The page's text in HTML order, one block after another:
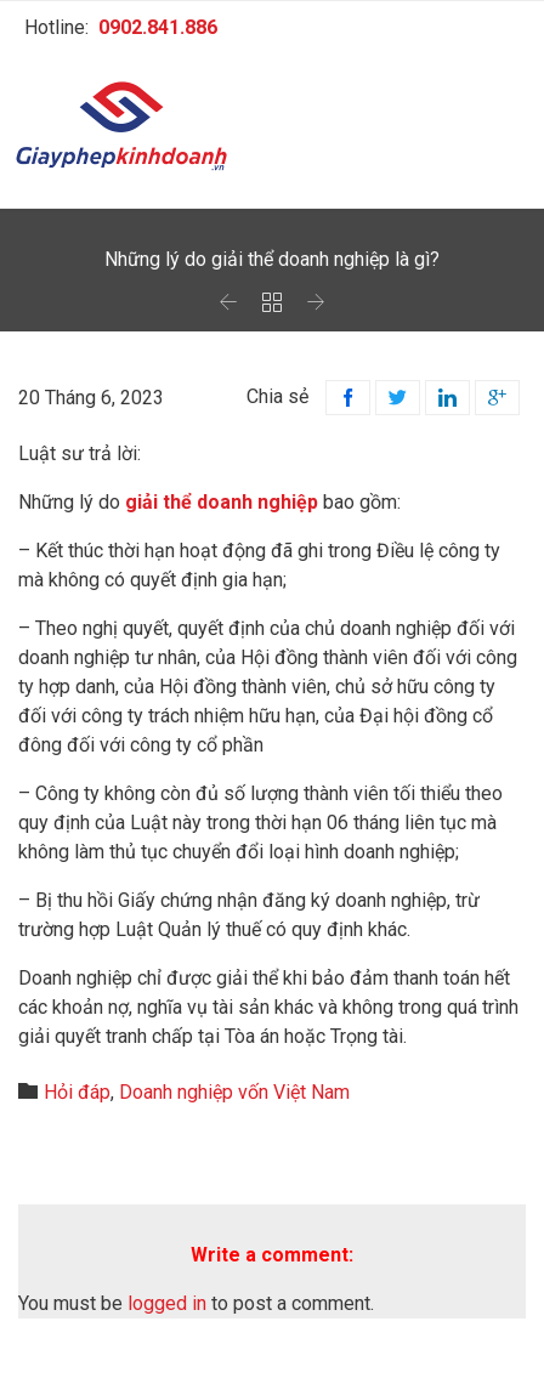
Hotline: 0902.841.886
Những lý do giải thể doanh nghiệp là gì?
  
20 Tháng 6, 2023 Chia sẻ    
Luật sư trả lời:
Những lý do giải thể doanh nghiệp bao gồm:
– Kết thúc thời hạn hoạt động đã ghi trong Điều lệ công ty
mà không có quyết định gia hạn;
– Theo nghị quyết, quyết định của chủ doanh nghiệp đối với
doanh nghiệp tư nhân, của Hội đồng thành viên đối với công
ty hợp danh, của Hội đồng thành viên, chủ sở hữu công ty
đối với công ty trách nhiệm hữu hạn, của Đại hội đồng cổ
đông đối với công ty cổ phần
– Công ty không còn đủ số lượng thành viên tối thiểu theo
quy định của Luật này trong thời hạn 06 tháng liên tục mà
không làm thủ tục chuyển đổi loại hình doanh nghiệp;
– Bị thu hồi Giấy chứng nhận đăng ký doanh nghiệp, trừ
trường hợp Luật Quản lý thuế có quy định khác.
Doanh nghiệp chỉ được giải thể khi bảo đảm thanh toán hết
các khoản nợ, nghĩa vụ tài sản khác và không trong quá trình
giải quyết tranh chấp tại Tòa án hoặc Trọng tài.
 Category
Hỏi đáp, Doanh nghiệp vốn Việt Nam
Write a comment:
You must be logged in to post a comment.